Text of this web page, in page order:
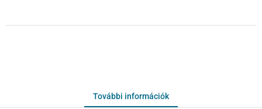
További információk